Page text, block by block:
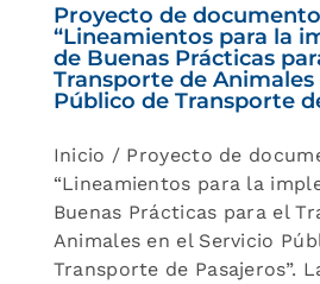
Proyecto de
“Lineamientos para la
de Buenas Prácticas
Transporte de Animales
Público de Transporte
Inicio / Proyecto de
“Lineamientos para la
Buenas Prácticas para el
Animales en el Servicio
Transporte de Pasajeros”.